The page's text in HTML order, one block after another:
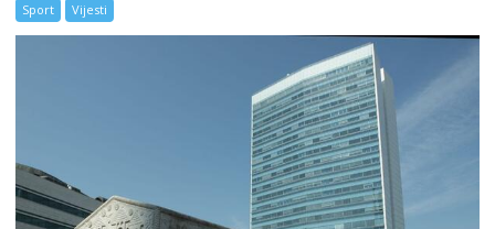
Sport Vijesti